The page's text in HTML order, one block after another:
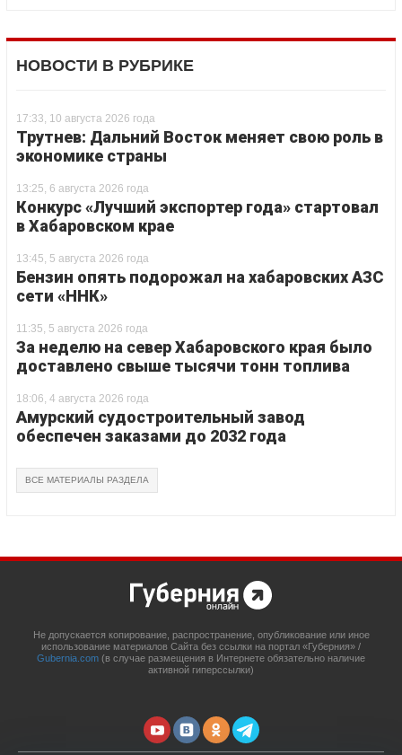
НОВОСТИ В РУБРИКЕ
17:33, 10 августа 2026 года
Трутнев: Дальний Восток меняет свою роль в
экономике страны
13:25, 6 августа 2026 года
Конкурс «Лучший экспортер года» стартовал
в Хабаровском крае
13:45, 5 августа 2026 года
Бензин опять подорожал на хабаровских АЗС
сети «ННК»
11:35, 5 августа 2026 года
За неделю на север Хабаровского края было
доставлено свыше тысячи тонн топлива
18:06, 4 августа 2026 года
Амурский судостроительный завод
обеспечен заказами до 2032 года
ВСЕ МАТЕРИАЛЫ РАЗДЕЛА
Не допускается копирование, распространение, опубликование или иное
использование материалов Сайта без ссылки на портал «Губерния» /
Gubernia.com (в случае размещения в Интернете обязательно наличие
активной гиперссылки)